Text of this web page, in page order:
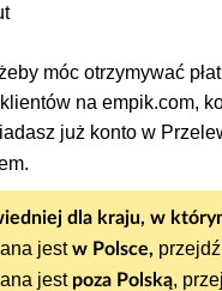
móc otrzymywać
na empik.com,
już konto w
dla kraju, w
jestw Polsce, przejdź
jest poza Polską,